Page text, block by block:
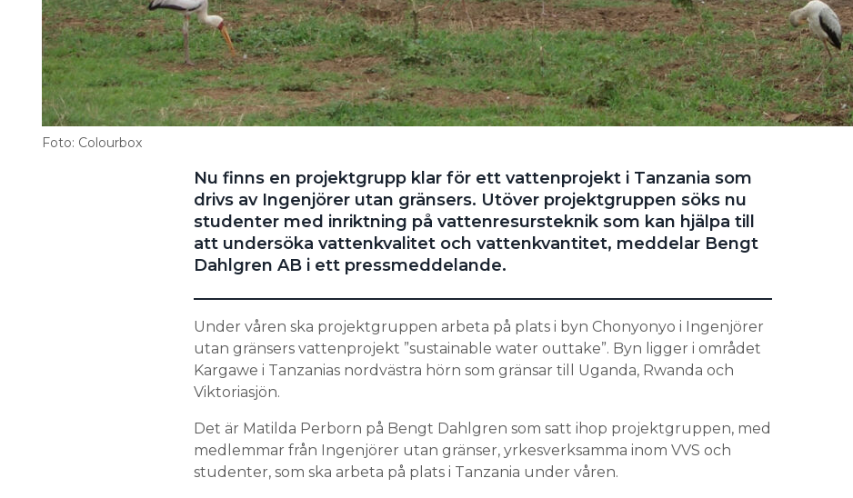
Foto: Colourbox
Nu finns en projektgrupp klar för ett vattenprojekt i Tanzania som
drivs av Ingenjörer utan gränsers. Utöver projektgruppen söks nu
studenter med inriktning på vattenresursteknik som kan hjälpa till
att undersöka vattenkvalitet och vattenkvantitet, meddelar Bengt
Dahlgren AB i ett pressmeddelande.
Under våren ska projektgruppen arbeta på plats i byn Chonyonyo i Ingenjörer
utan gränsers vattenprojekt ”sustainable water outtake”. Byn ligger i området
Kargawe i Tanzanias nordvästra hörn som gränsar till Uganda, Rwanda och
Viktoriasjön.
Det är Matilda Perborn på Bengt Dahlgren som satt ihop projektgruppen, med
medlemmar från Ingenjörer utan gränser, yrkesverksamma inom VVS och
studenter, som ska arbeta på plats i Tanzania under våren.